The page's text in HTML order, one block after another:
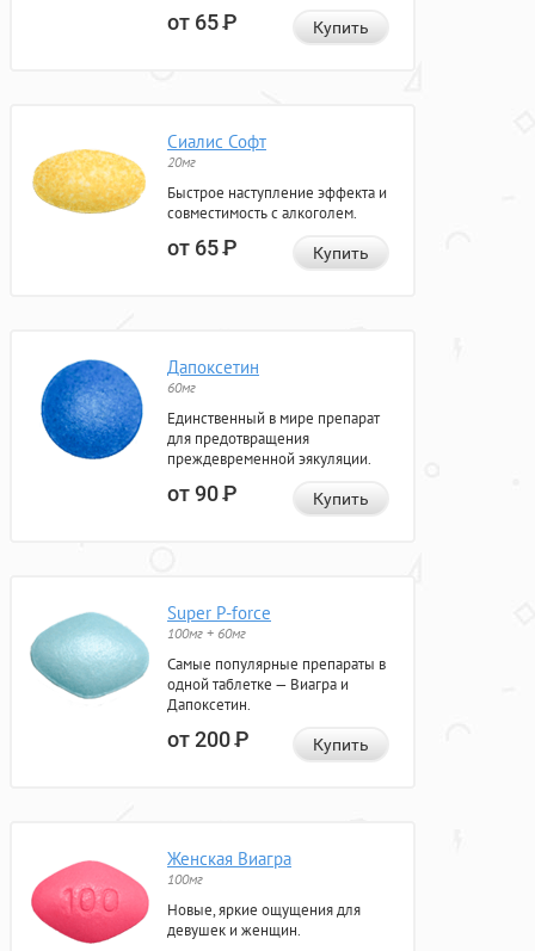
от 65Р Купить
Сиалис Софт
20мг
Быстрое наступление эффекта и
совместимость с алкоголем.
от 65Р Купить
Дапоксетин
60мг
Единственный в мире препарат
для предотвращения
преждевременной эякуляции.
от 90Р Купить
Super P-force
100мг + 60мг
Самые популярные препараты в
одной таблетке — Виагра и
Дапоксетин.
от 200Р Купить
Женская Виагра
100мг
Новые, яркие ощущения для
девушек и женщин.